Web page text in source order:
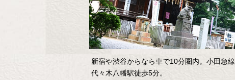
新宿や渋谷からなら車で10分圏内。小田急線
代々木八幡駅徒歩5分。